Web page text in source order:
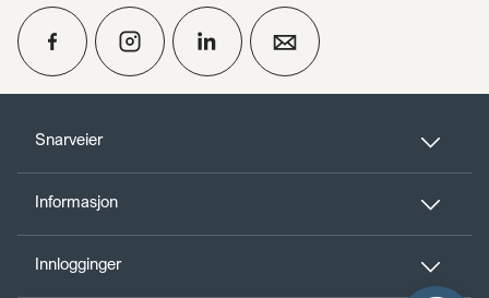
Snarveier
Informasjon
Innlogginger Til toppen